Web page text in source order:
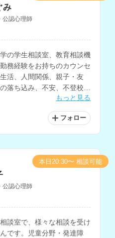
み
公認心理師
の学生相談室、教育相談機
務経験をお持ちのカウンセ
活、人間関係、親子・友
落ち込み、不安、不登校、
ての相談などに対応されて
もっと見る
フォロー
公認心理師
談室で、様々な相談を受け
です。児童分野・発達障
本日20:30〜 相談可能